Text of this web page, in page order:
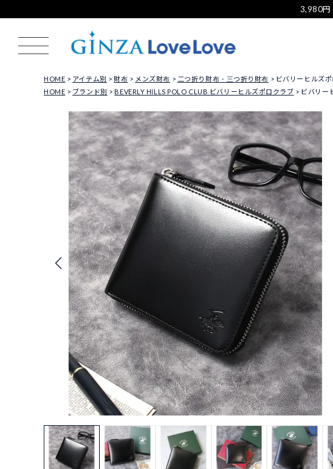
3,980円
HOME アイテム別 財布 メンズ財布 二つ折り財布・三つ折り財布
ビバリーヒルズ
HOME
ブランド別 BEVERLY HILLS POLO CLUB ビバリーヒルズポロクラブ ビバリー